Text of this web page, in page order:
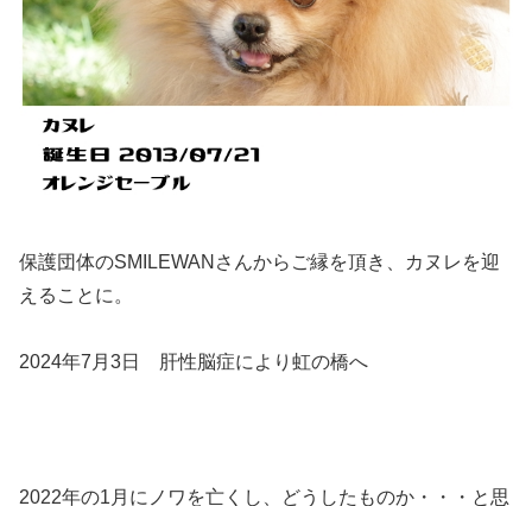
保護団体のSMILEWANさんからご縁を頂き、カヌレを迎
えることに。
2024年7月3日 肝性脳症により虹の橋へ
2022年の1月にノワを亡くし、どうしたものか・・・と思